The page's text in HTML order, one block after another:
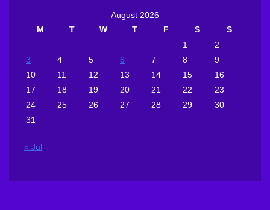
August 2026
M
T W T F S
S
1
2
3
4 5 6 7 8
9
10
11 12 13 14 15
16
17
18 19 20 21 22
23
24
25 26 27 28 29
30
31
« Jul